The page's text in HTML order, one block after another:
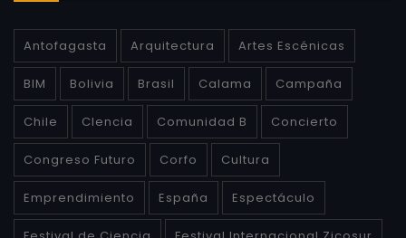
Antofagasta Arquitectura Artes Escénicas
BIM Bolivia Brasil Calama Campaña
Chile CIencia Comunidad B Concierto
Congreso Futuro Corfo Cultura
Emprendimiento España Espectáculo